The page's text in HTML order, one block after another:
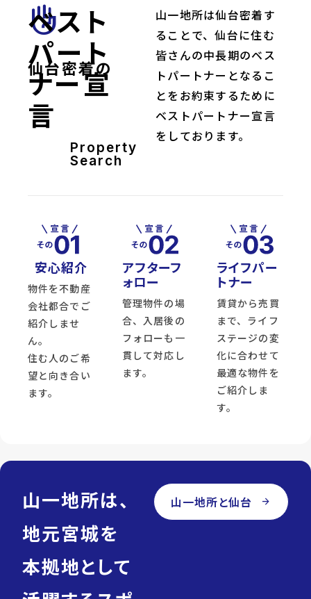
front_hand
仙台密着の
ベスト
パート
ナー宣
言
Property
Search
山一地所は仙台密着す
ることで、仙台に住む
皆さんの中長期のベス
トパートナーとなるこ
とをお約束するために
ベストパートナー宣言
をしております。
安心紹介
物件を不動産
会社都合でご
紹介しませ
ん。
住む人のご希
望と向き合い
ます。
アフターフ
ォロー
管理物件の場
合、入居後の
フォローも一
貫して対応し
ます。
ライフパー
トナー
賃貸から売買
まで、ライフ
ステージの変
化に合わせて
最適な物件を
ご紹介しま
す。
山一地所は、
地元宮城を
本拠地として
山一地所と仙台 arrow_forward